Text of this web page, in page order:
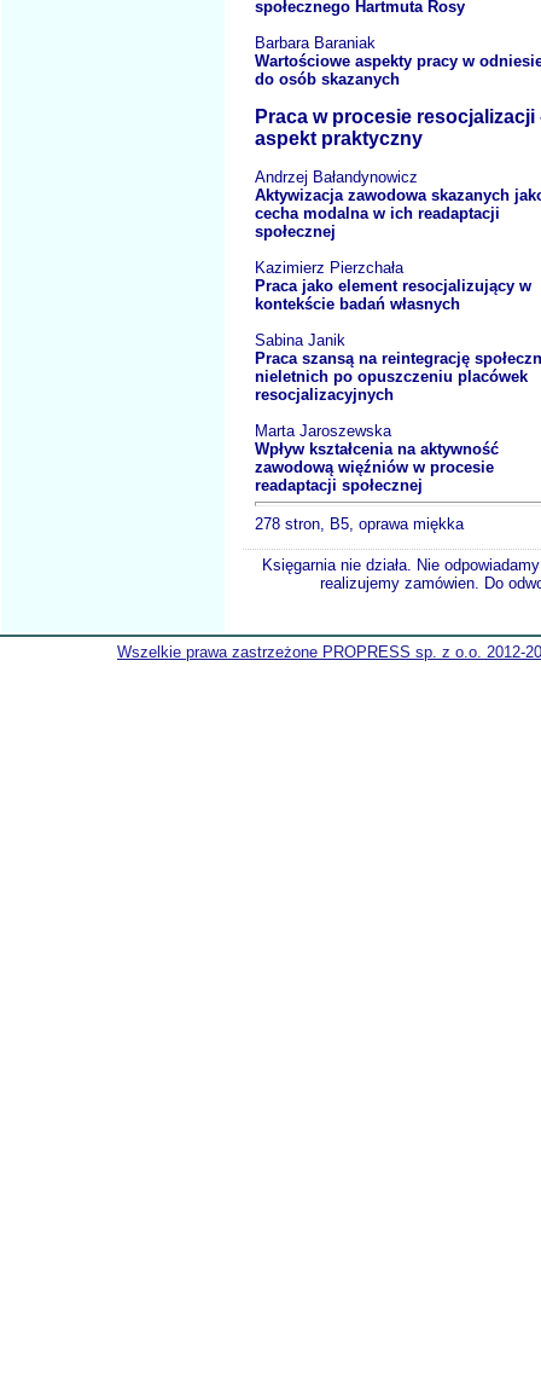
społecznego Hartmuta Rosy
Barbara Baraniak
Wartościowe aspekty pracy w
do osób skazanych
Praca w procesie resocjalizacji
aspekt praktyczny
Andrzej Bałandynowicz
Aktywizacja zawodowa skazanych
cecha modalna w ich readaptacji
społecznej
Kazimierz Pierzchała
Praca jako element resocjalizujący w
kontekście badań własnych
Sabina Janik
Praca szansą na reintegrację
nieletnich po opuszczeniu placówek
resocjalizacyjnych
Marta Jaroszewska
Wpływ kształcenia na aktywność
zawodową więźniów w procesie
readaptacji społecznej
278 stron, B5, oprawa miękka
Księgarnia nie działa. Nie
realizujemy zamówien. Do
Wszelkie prawa zastrzeżone PROPRESS sp. z o.o. 2012-